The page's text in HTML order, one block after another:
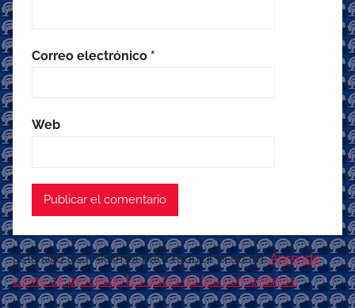
Correo electrónico *
Web
Este sitio usa Akismet para reducir el spam.Aprende
cómo se procesan los datos de tus comentarios.